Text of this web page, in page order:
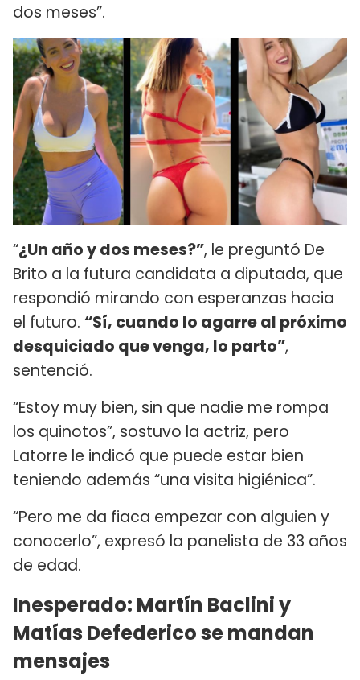
dos meses”.
“¿Un año y dos meses?”, le preguntó De
Brito a la futura candidata a diputada, que
respondió mirando con esperanzas hacia
el futuro. “Sí, cuando lo agarre al próximo
desquiciado que venga, lo parto”,
sentenció.
“Estoy muy bien, sin que nadie me rompa
los quinotos”, sostuvo la actriz, pero
Latorre le indicó que puede estar bien
teniendo además “una visita higiénica”.
“Pero me da fiaca empezar con alguien y
conocerlo”, expresó la panelista de 33 años
de edad.
Inesperado: Martín Baclini y
Matías Defederico se mandan
mensajes